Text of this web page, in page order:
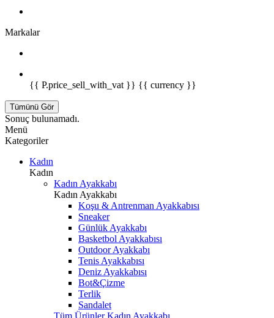
Markalar
{{ P.price_sell_with_vat }} {{ currency }}
Tümünü Gör
Sonuç bulunamadı.
Menü
Kategoriler
Kadın
Kadın
Kadın Ayakkabı
Kadın Ayakkabı
Koşu & Antrenman Ayakkabısı
Sneaker
Günlük Ayakkabı
Basketbol Ayakkabısı
Outdoor Ayakkabı
Tenis Ayakkabısı
Deniz Ayakkabısı
Bot&Çizme
Terlik
Sandalet
Tüm Ürünler Kadın Ayakkabı